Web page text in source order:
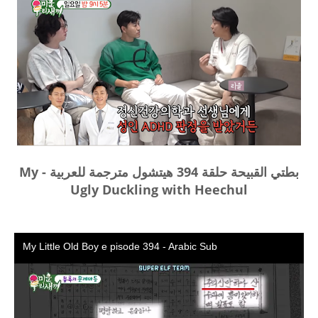
بطتي القبيحة حلقة 394 هيتشول مترجمة للعربية - My
Ugly Duckling with Heechul